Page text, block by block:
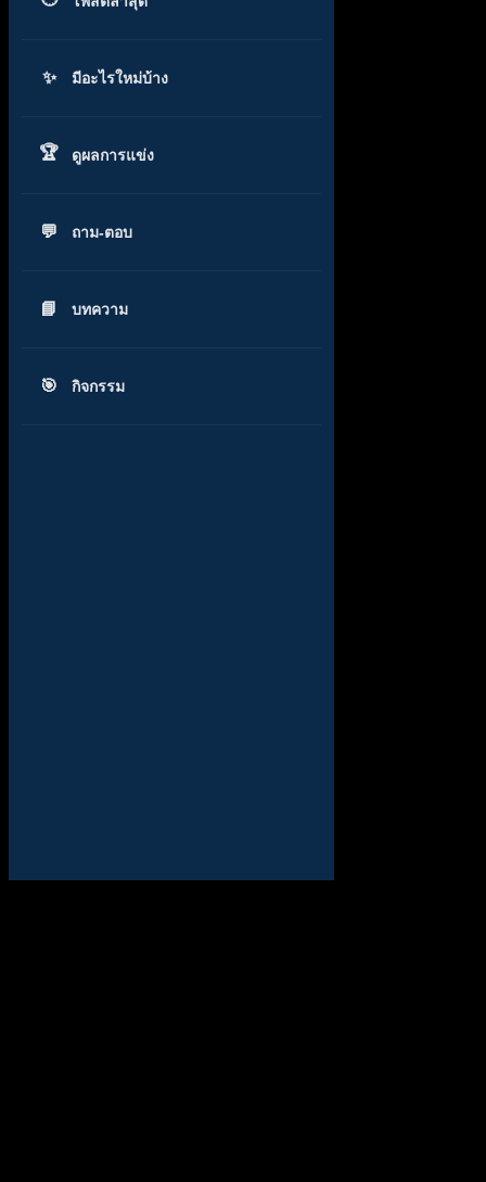
มีอะไรใหม่บ้าง
ดูผลการแข่ง
ถาม-ตอบ
บทความ
กิจกรรม